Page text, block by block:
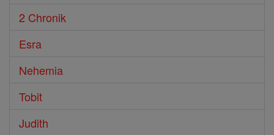
2 Chronik
Esra
Nehemia
Tobit
Judith